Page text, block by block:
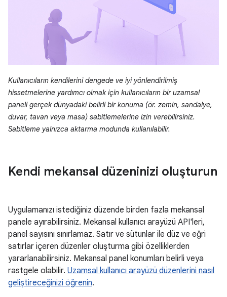
Kullanıcıların kendilerini dengede ve iyi yönlendirilmiş
hissetmelerine yardımcı olmak için kullanıcıların bir uzamsal
paneli gerçek dünyadaki belirli bir konuma (ör. zemin, sandalye,
duvar, tavan veya masa) sabitlemelerine izin verebilirsiniz.
Sabitleme yalnızca aktarma modunda kullanılabilir.
Kendi mekansal düzeninizi oluşturun
Uygulamanızı istediğiniz düzende birden fazla mekansal
panele ayırabilirsiniz. Mekansal kullanıcı arayüzü API'leri,
panel sayısını sınırlamaz. Satır ve sütunlar ile düz ve eğri
satırlar içeren düzenler oluşturma gibi özelliklerden
yararlanabilirsiniz. Mekansal panel konumları belirli veya
rastgele olabilir. Uzamsal kullanıcı arayüzü düzenlerini nasıl
geliştireceğinizi öğrenin.